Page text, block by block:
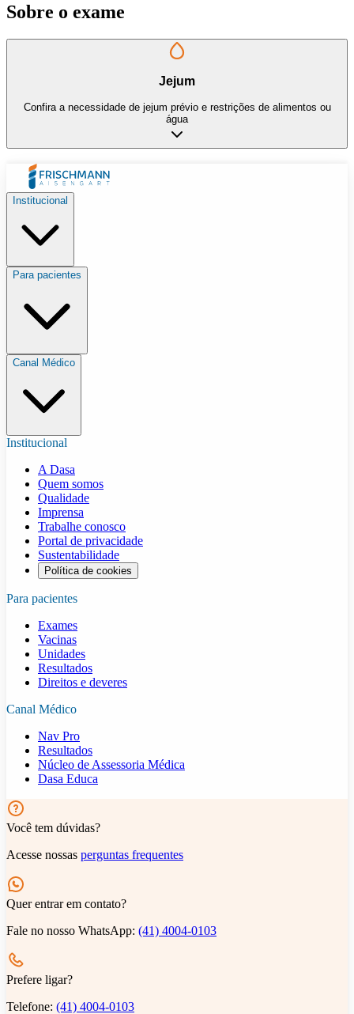
Sobre o exame
Jejum
Confira a necessidade de jejum prévio e restrições de alimentos ou
água
Institucional
Para pacientes
Canal Médico
Institucional
A Dasa
Quem somos
Qualidade
Imprensa
Trabalhe conosco
Portal de privacidade
Sustentabilidade
Política de cookies
Para pacientes
Exames
Vacinas
Unidades
Resultados
Direitos e deveres
Canal Médico
Nav Pro
Resultados
Núcleo de Assessoria Médica
Dasa Educa
Você tem dúvidas?
Acesse nossas perguntas frequentes
Quer entrar em contato?
Fale no nosso WhatsApp: (41) 4004-0103
Prefere ligar?
Telefone: (41) 4004-0103